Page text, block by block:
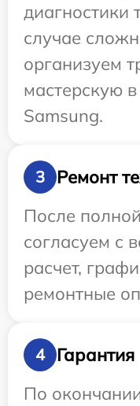
диагностики
случае
организуем
мастерскую
Samsung.
3
Ремонт
После
согласуем с
расчет,
ремонтные
4
Гарантия
По